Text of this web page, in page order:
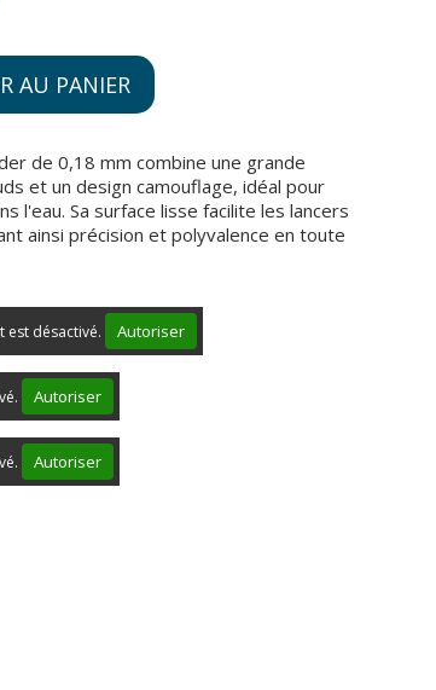
AU PANIER
de 0,18 mm combine une grande
et un design camouflage, idéal pour
l'eau. Sa surface lisse facilite les lancers
ainsi précision et polyvalence en toute
est désactivé. Autoriser
Autoriser
Autoriser